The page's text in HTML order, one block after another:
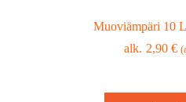
Muoviämpäri 10
2,90€